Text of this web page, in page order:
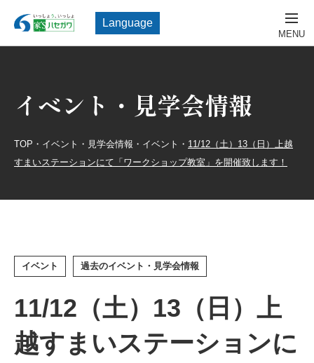
Language
イベント・見学会情報
TOP ・ イベント・見学会情報 ・ イベント ・ 11/12（土）13（日）上越
すまいステーションにて「ワークショップ教室」を開催致します！
イベント 過去のイベント・見学会情報
11/12（土）13（日）上
越すまいステーションに